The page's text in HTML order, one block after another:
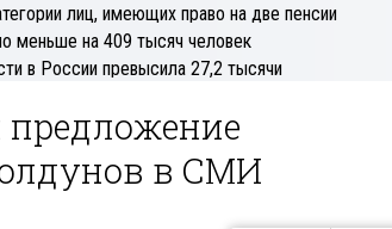
Интервью Колумнисты
лиц, имеющих право на две пенсии
меньше на 409 тысяч человек
в России превысила 27,2 тысячи
в СМИ